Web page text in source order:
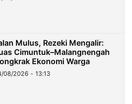
Mulus, Rezeki Mengalir:
Cimuntuk–Malangnengah
Ekonomi Warga
08/2026 - 13:13